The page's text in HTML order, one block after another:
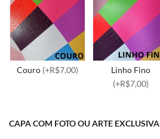
Couro (+R$7,00)
Linho Fino
(+R$7,00)
CAPA COM FOTO OU ARTE EXCLUSIVA